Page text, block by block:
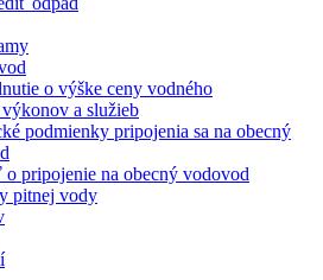
o výške ceny vodného
a služieb
podmienky pripojenia sa na obecný
o pripojenie na obecný vodovod
pitnej vody